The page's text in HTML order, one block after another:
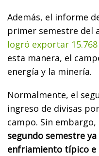
Además, el informe
primer semestre del
logró exportar
esta manera, el
energía y la minería.
Normalmente, el
ingreso de divisas
campo. Sin embargo,
segundo semestre
enfriamiento típico e